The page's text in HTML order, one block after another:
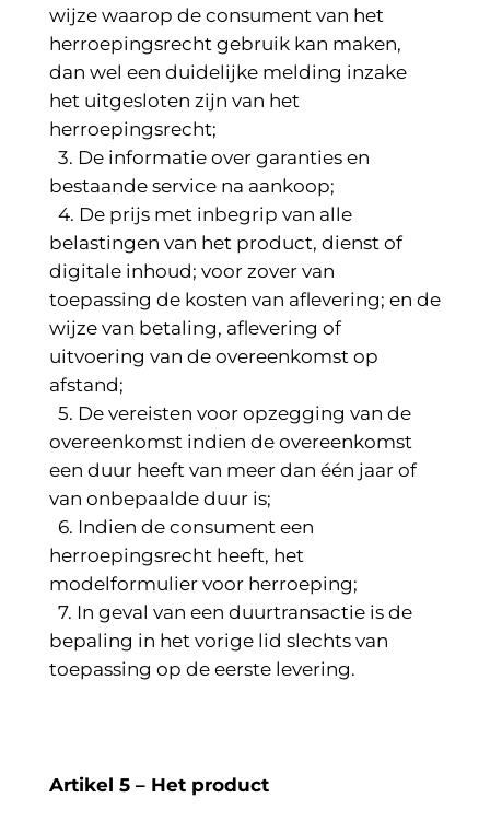
wijze waarop de consument van het
herroepingsrecht gebruik kan maken,
dan wel een duidelijke melding inzake
het uitgesloten zijn van het
herroepingsrecht;
3. De informatie over garanties en
bestaande service na aankoop;
4. De prijs met inbegrip van alle
belastingen van het product, dienst of
digitale inhoud; voor zover van
toepassing de kosten van aflevering; en de
wijze van betaling, aflevering of
uitvoering van de overeenkomst op
afstand;
5. De vereisten voor opzegging van de
overeenkomst indien de overeenkomst
een duur heeft van meer dan één jaar of
van onbepaalde duur is;
6. Indien de consument een
herroepingsrecht heeft, het
modelformulier voor herroeping;
7. In geval van een duurtransactie is de
bepaling in het vorige lid slechts van
toepassing op de eerste levering.
Artikel 5 – Het product